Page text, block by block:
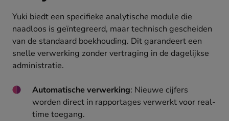
Yuki biedt een specifieke analytische module die
naadloos is geïntegreerd, maar technisch gescheiden
van de standaard boekhouding. Dit garandeert een
snelle verwerking zonder vertraging in de dagelijkse
administratie.
Automatische verwerking: Nieuwe cijfers
worden direct in rapportages verwerkt voor real-
time toegang.